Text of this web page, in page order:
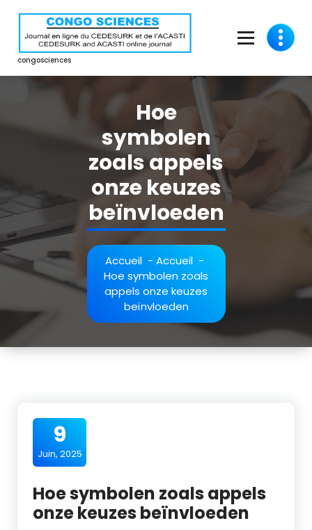
contenu
congosciences
Hoe
symbolen
zoals appels
onze keuzes
beïnvloeden
Accueil - Accueil -
Hoe symbolen zoals
appels onze keuzes
beïnvloeden
9
Juin, 2025
Hoe symbolen zoals appels
onze keuzes beïnvloeden